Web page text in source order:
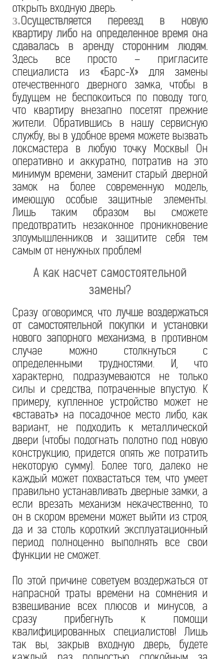
открыть входную дверь.
3.Осуществляется переезд в новую
квартиру либо на определенное время она
сдавалась в аренду сторонним людям.
Здесь все просто – пригласите
специалиста из «Барс-Х» для замены
отечественного дверного замка, чтобы в
будущем не беспокоиться по поводу того,
что квартиру внезапно посетят прежние
жители. Обратившись в нашу сервисную
службу, вы в удобное время можете вызвать
локсмастера в любую точку Москвы! Он
оперативно и аккуратно, потратив на это
минимум времени, заменит старый дверной
замок на более современную модель,
имеющую особые защитные элементы.
Лишь таким образом вы сможете
предотвратить незаконное проникновение
злоумышленников и защитите себя тем
самым от ненужных проблем!
А как насчет самостоятельной
замены?
Сразу оговоримся, что лучше воздержаться
от самостоятельной покупки и установки
нового запорного механизма, в противном
случае можно столкнуться с
определенными трудностями. И, что
характерно, подразумеваются не только
силы и средства, потраченные впустую. К
примеру, купленное устройство может не
«вставать» на посадочное место либо, как
вариант, не подходить к металлической
двери (чтобы подогнать полотно под новую
конструкцию, придется опять же потратить
некоторую сумму). Более того, далеко не
каждый может похвастаться тем, что умеет
правильно устанавливать дверные замки, а
если врезать механизм некачественно, то
он в скором времени может выйти из строя,
да и за столь короткий эксплуатационный
период полноценно выполнять все свои
функции не сможет.
По этой причине советуем воздержаться от
напрасной траты времени на сомнения и
взвешивание всех плюсов и минусов, а
сразу прибегнуть к помощи
квалифицированных специалистов! Лишь
так вы, закрыв входную дверь, будете